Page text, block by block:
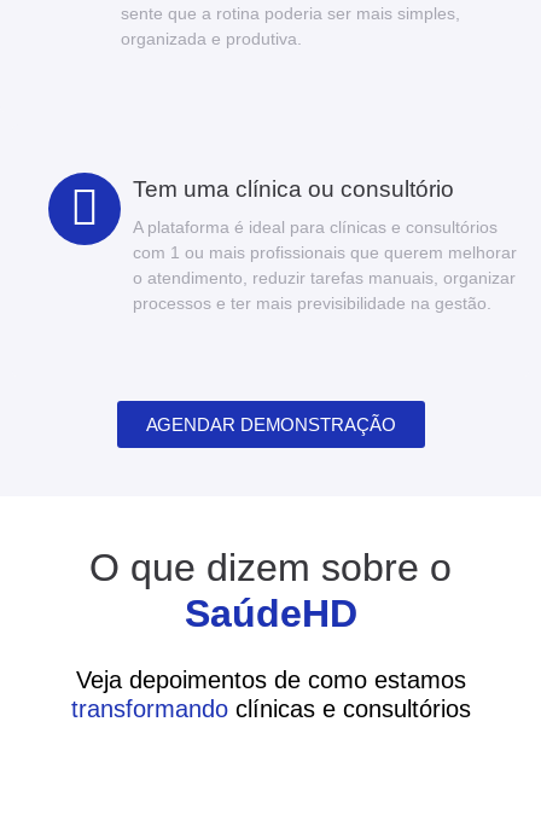
sente que a rotina poderia ser mais simples,
organizada e produtiva.
Tem uma clínica ou consultório
A plataforma é ideal para clínicas e consultórios
com 1 ou mais profissionais que querem melhorar
o atendimento, reduzir tarefas manuais, organizar
processos e ter mais previsibilidade na gestão.
AGENDAR DEMONSTRAÇÃO
O que dizem sobre o
SaúdeHD
Veja depoimentos de como estamos
transformando clínicas e consultórios